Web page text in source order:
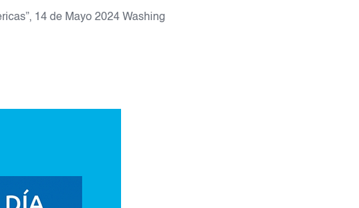
14 de Mayo 2024 Washing